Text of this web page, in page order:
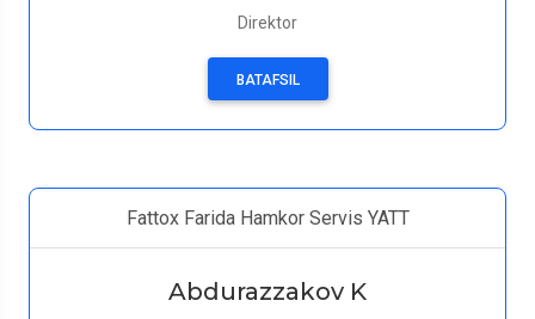
Direktor
BATAFSIL
Fattox Farida Hamkor Servis YATT
Abdurazzakov K